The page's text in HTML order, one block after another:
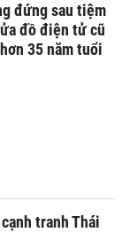
đứng sau tiệm
đồ điện tử cũ
35 năm tuổi
tranh Thái